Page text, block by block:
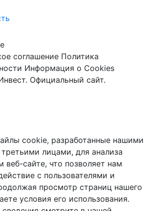
соглашение Политика
Информация о Cookies
Официальный сайт.
cookie, разработанные нашими
лицами, для анализа
сайте, что позволяет нам
с пользователями и
просмотр страниц нашего
условия его использования.